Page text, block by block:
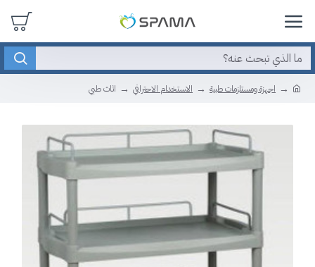
اجهزة ومستلزمات طبية الاستخدام الاحترافي اثاث طبي